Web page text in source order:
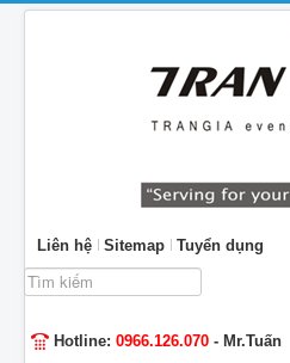
Liên hệ Sitemap
Tuyển dụng
Tìm
kiếm...
Hotline: 0966.126.070 - Mr.Tuấn